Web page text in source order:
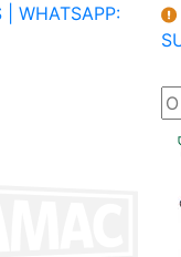
WHATSAPP: